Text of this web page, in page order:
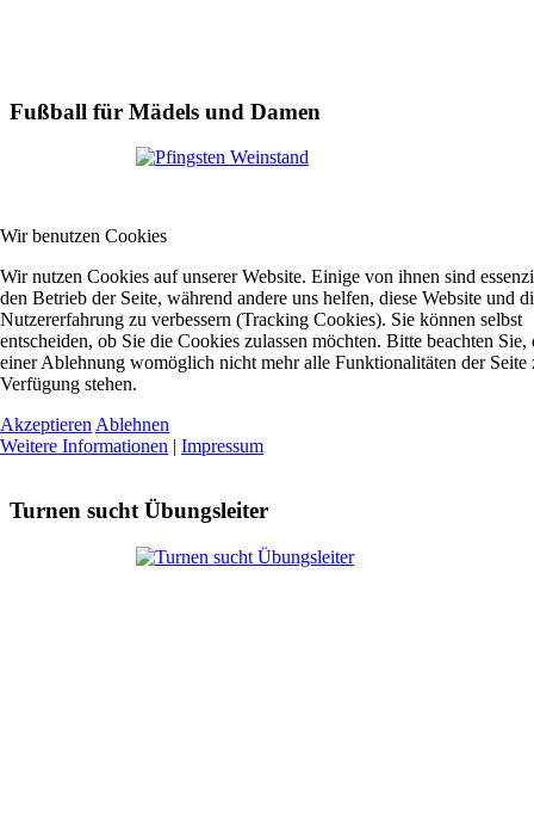
Fußball für Mädels und Damen
Turnen sucht Übungsleiter
Wir benutzen Cookies
Wir nutzen Cookies auf unserer Website. Einige von ihnen sind
den Betrieb der Seite, während andere uns helfen, diese Website und
Nutzererfahrung zu verbessern (Tracking Cookies). Sie können selbst
entscheiden, ob Sie die Cookies zulassen möchten. Bitte beachten Sie,
einer Ablehnung womöglich nicht mehr alle Funktionalitäten der Seite
Verfügung stehen.
Akzeptieren Ablehnen
Weitere Informationen | Impressum